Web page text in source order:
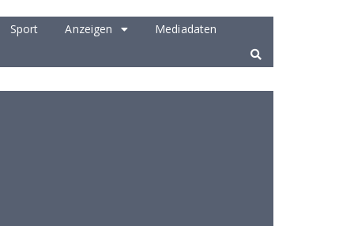
Sport Anzeigen
Mediadaten